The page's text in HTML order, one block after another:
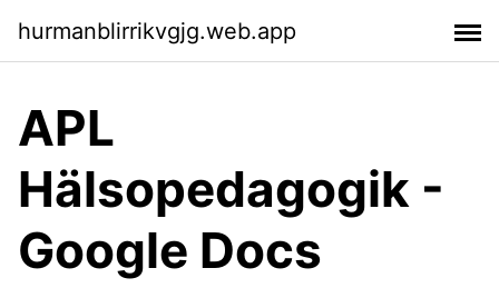
hurmanblirrikvgjg.web.app
APL
Hälsopedagogik -
Google Docs